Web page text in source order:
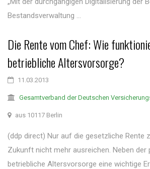
Bestandsverwaltung ...
Die Rente vom Chef: Wie
betriebliche Altersvorsorge?
11.03.2013
Gesamtverband der Deutschen
aus 10117 Berlin
(ddp direct) Nur auf die gesetzliche Rente
Zukunft nicht mehr ausreichen. Neben der
betriebliche Altersvorsorge eine wichtige